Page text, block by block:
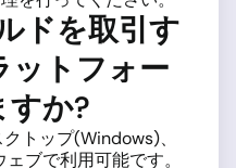
ドを取引す
ットフォー
すか?
トップ(Windows)、
ブで利用可能です。